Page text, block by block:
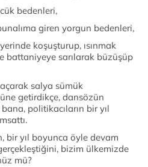
bedenleri,
giren yorgun bedenleri,
koşuşturup, ısınmak
battaniyeye sarılarak büzüşüp
salya sümük
getirdikçe, dansözün
politikacıların bir yıl
bir yıl boyunca öyle devam
bizim ülkemizde
mü?